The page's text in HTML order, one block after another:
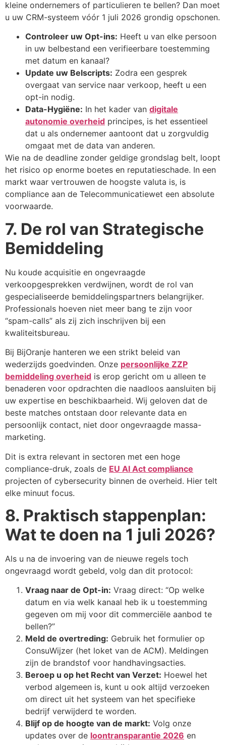
kleine ondernemers of particulieren te bellen? Dan moet
u uw CRM-systeem vóór 1 juli 2026 grondig opschonen.
Controleer uw Opt-ins: Heeft u van elke persoon
in uw belbestand een verifieerbare toestemming
met datum en kanaal?
Update uw Belscripts: Zodra een gesprek
overgaat van service naar verkoop, heeft u een
opt-in nodig.
Data-Hygiëne: In het kader van digitale
autonomie overheid principes, is het essentieel
dat u als ondernemer aantoont dat u zorgvuldig
omgaat met de data van anderen.
Wie na de deadline zonder geldige grondslag belt, loopt
het risico op enorme boetes en reputatieschade. In een
markt waar vertrouwen de hoogste valuta is, is
compliance aan de Telecommunicatiewet een absolute
voorwaarde.
7. De rol van Strategische
Bemiddeling
Nu koude acquisitie en ongevraagde
verkoopgesprekken verdwijnen, wordt de rol van
gespecialiseerde bemiddelingspartners belangrijker.
Professionals hoeven niet meer bang te zijn voor
“spam-calls” als zij zich inschrijven bij een
kwaliteitsbureau.
Bij BijOranje hanteren we een strikt beleid van
wederzijds goedvinden. Onze persoonlijke ZZP
bemiddeling overheid is erop gericht om u alleen te
benaderen voor opdrachten die naadloos aansluiten bij
uw expertise en beschikbaarheid. Wij geloven dat de
beste matches ontstaan door relevante data en
persoonlijk contact, niet door ongevraagde massa-
marketing.
Dit is extra relevant in sectoren met een hoge
compliance-druk, zoals de EU AI Act compliance
projecten of cybersecurity binnen de overheid. Hier telt
elke minuut focus.
8. Praktisch stappenplan:
Wat te doen na 1 juli 2026?
Als u na de invoering van de nieuwe regels toch
ongevraagd wordt gebeld, volg dan dit protocol:
Vraag naar de Opt-in: Vraag direct: “Op welke
datum en via welk kanaal heb ik u toestemming
gegeven om mij voor dit commerciële aanbod te
bellen?”
Meld de overtreding: Gebruik het formulier op
ConsuWijzer (het loket van de ACM). Meldingen
zijn de brandstof voor handhavingsacties.
Beroep u op het Recht van Verzet: Hoewel het
verbod algemeen is, kunt u ook altijd verzoeken
om direct uit het systeem van het specifieke
bedrijf verwijderd te worden.
Blijf op de hoogte van de markt: Volg onze
updates over de loontransparantie 2026 en